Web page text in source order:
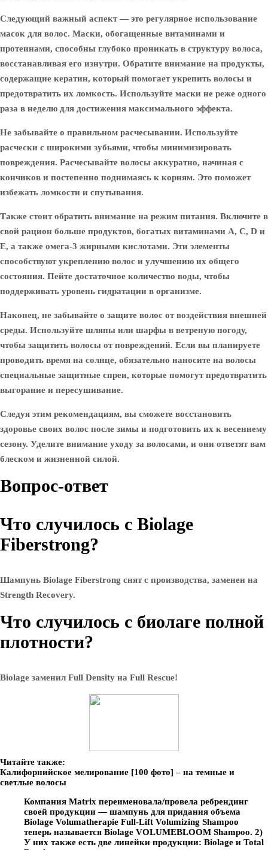
Следующий важный аспект — это регулярное использование
масок для волос. Маски, обогащенные витаминами и
протеинами, способны глубоко проникать в структуру волоса,
восстанавливая его изнутри. Обратите внимание на продукты,
содержащие кератин, который помогает укрепить волосы и
предотвратить их ломкость. Используйте маски не реже одного
раза в неделю для достижения максимального эффекта.
Не забывайте о правильном расчесывании. Используйте
расчески с широкими зубьями, чтобы минимизировать
повреждения. Расчесывайте волосы аккуратно, начиная с
кончиков и постепенно поднимаясь к корням. Это поможет
избежать ломкости и спутывания.
Также стоит обратить внимание на режим питания. Включите в
свой рацион больше продуктов, богатых витаминами A, C, D и
E, а также омега-3 жирными кислотами. Эти элементы
способствуют укреплению волос и улучшению их общего
состояния. Пейте достаточное количество воды, чтобы
поддерживать уровень гидратации в организме.
Наконец, не забывайте о защите волос от воздействия внешней
среды. Используйте шляпы или шарфы в ветреную погоду,
чтобы защитить волосы от повреждений. Если вы планируете
проводить время на солнце, обязательно наносите на волосы
специальные защитные спреи, которые помогут предотвратить
выгорание и пересушивание.
Следуя этим рекомендациям, вы сможете восстановить
здоровье своих волос после зимы и подготовить их к весеннему
сезону. Уделите внимание уходу за волосами, и они ответят вам
блеском и жизненной силой.
Вопрос-ответ
Что случилось с Biolage
Fiberstrong?
Шампунь Biolage Fiberstrong снят с производства, заменен на
Strength Recovery.
Что случилось с биолаге полной
плотности?
Biolage заменил Full Density на Full Rescue!
Читайте также:
Калифорнийское мелирование [100 фото] – на темные и
светлые волосы
Компания Matrix переименовала/провела ребрендинг
своей продукции — шампунь для придания объема
Biolage Volumatherapie Full-Lift Volumizing Shampoo
теперь называется Biolage VOLUMEBLOOM Shampoo. 2)
У них также есть две линейки продукции: Biolage и Total